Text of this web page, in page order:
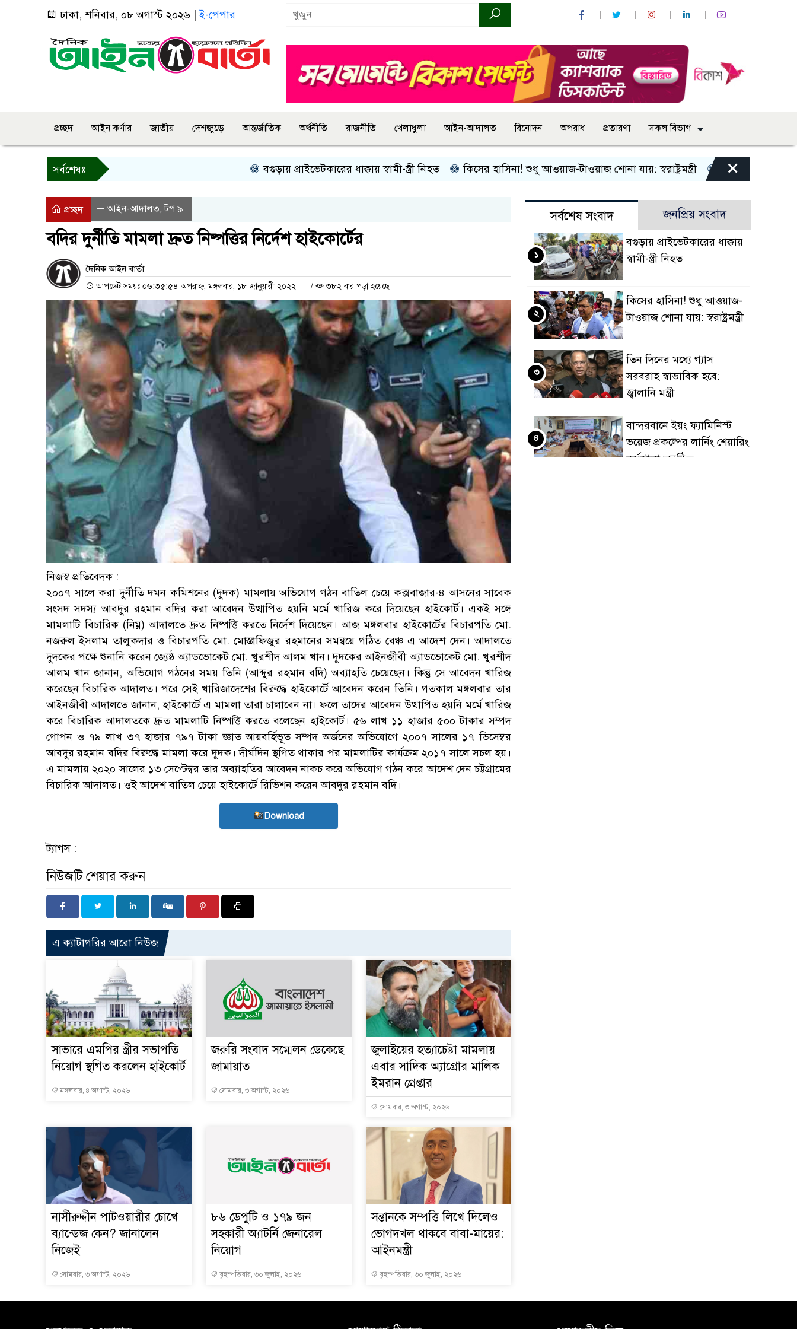
ঢাকা, শনিবার, ০৮ অগাস্ট ২০২৬ |ই-পেপার
প্রচ্ছদ আইন কর্ণার জাতীয় দেশজুড়ে আন্তর্জাতিক অর্থনীতি রাজনীতি খেলাধুলা আইন-আদালত বিনোদন অপরাধ প্রতারণা সকল বিভাগ
সর্বশেষঃ বগুড়ায় প্রাইভেটকারের ধাক্কায় স্বামী-স্ত্রী নিহত কিসের হাসিনা! শুধু আওয়াজ-টাওয়াজ শোনা যায়: স্বরাষ্ট্রমন্ত্রী তিন দিনের মধ্যে গ্যাস
×
প্রচ্ছদ আইন-আদালত,টপ ৯
বদির দুর্নীতি মামলা দ্রুত নিষ্পত্তির নির্দেশ হাইকোর্টের
দৈনিক আইন বার্তা
আপডেট সময়ঃ ০৬:৩৫:৫৪ অপরাহ্ন, মঙ্গলবার, ১৮ জানুয়ারী ২০২২ / ৩৮২ বার পড়া হয়েছে
নিজস্ব প্রতিবেদক :
২০০৭ সালে করা দুর্নীতি দমন কমিশনের (দুদক) মামলায় অভিযোগ গঠন বাতিল চেয়ে কক্সবাজার-৪ আসনের সাবেক
সংসদ সদস্য আবদুর রহমান বদির করা আবেদন উত্থাপিত হয়নি মর্মে খারিজ করে দিয়েছেন হাইকোর্ট। একই সঙ্গে
মামলাটি বিচারিক (নিম্ন) আদালতে দ্রুত নিষ্পত্তি করতে নির্দেশ দিয়েছেন। আজ মঙ্গলবার হাইকোর্টের বিচারপতি মো.
নজরুল ইসলাম তালুকদার ও বিচারপতি মো. মোস্তাফিজুর রহমানের সমন্বয়ে গঠিত বেঞ্চ এ আদেশ দেন। আদালতে
দুদকের পক্ষে শুনানি করেন জ্যেষ্ঠ অ্যাডভোকেট মো. খুরশীদ আলম খান। দুদকের আইনজীবী অ্যাডভোকেট মো. খুরশীদ
আলম খান জানান, অভিযোগ গঠনের সময় তিনি (আব্দুর রহমান বদি) অব্যাহতি চেয়েছেন। কিন্তু সে আবেদন খারিজ
করেছেন বিচারিক আদালত। পরে সেই খারিজাদেশের বিরুদ্ধে হাইকোর্টে আবেদন করেন তিনি। গতকাল মঙ্গলবার তার
আইনজীবী আদালতে জানান, হাইকোর্টে এ মামলা তারা চালাবেন না। ফলে তাদের আবেদন উত্থাপিত হয়নি মর্মে খারিজ
করে বিচারিক আদালতকে দ্রুত মামলাটি নিষ্পত্তি করতে বলেছেন হাইকোর্ট। ৫৬ লাখ ১১ হাজার ৫০০ টাকার সম্পদ
গোপন ও ৭৯ লাখ ৩৭ হাজার ৭৯৭ টাকা জ্ঞাত আয়বর্হিভূত সম্পদ অর্জনের অভিযোগে ২০০৭ সালের ১৭ ডিসেম্বর
আবদুর রহমান বদির বিরুদ্ধে মামলা করে দুদক। দীর্ঘদিন স্থগিত থাকার পর মামলাটির কার্যক্রম ২০১৭ সালে সচল হয়।
এ মামলায় ২০২০ সালের ১৩ সেপ্টেম্বর তার অব্যাহতির আবেদন নাকচ করে অভিযোগ গঠন করে আদেশ দেন চট্টগ্রামের
বিচারিক আদালত। ওই আদেশ বাতিল চেয়ে হাইকোর্টে রিভিশন করেন আবদুর রহমান বদি।
Download
ট্যাগস :
নিউজটি শেয়ার করুন
এ ক্যাটাগরির আরো নিউজ
সাভারে এমপির স্ত্রীর সভাপতি
নিয়োগ স্থগিত করলেন হাইকোর্ট
মঙ্গলবার, ৪ অগাস্ট, ২০২৬
জরুরি সংবাদ সম্মেলন ডেকেছে
জামায়াত
সোমবার, ৩ অগাস্ট, ২০২৬
জুলাইয়ের হত্যাচেষ্টা মামলায়
এবার সাদিক অ্যাগ্রোর মালিক
ইমরান গ্রেপ্তার
সোমবার, ৩ অগাস্ট, ২০২৬
নাসীরুদ্দীন পাটওয়ারীর চোখে
ব্যান্ডেজ কেন? জানালেন
নিজেই
সোমবার, ৩ অগাস্ট, ২০২৬
৮৬ ডেপুটি ও ১৭৯ জন
সহকারী অ্যাটর্নি জেনারেল
নিয়োগ
বৃহস্পতিবার, ৩০ জুলাই, ২০২৬
সন্তানকে সম্পত্তি লিখে দিলেও
ভোগদখল থাকবে বাবা-মায়ের:
আইনমন্ত্রী
বৃহস্পতিবার, ৩০ জুলাই, ২০২৬
সর্বশেষ সংবাদ জনপ্রিয় সংবাদ
বগুড়ায় প্রাইভেটকারের ধাক্কায়
স্বামী-স্ত্রী নিহত
১
কিসের হাসিনা! শুধু আওয়াজ-
টাওয়াজ শোনা যায়: স্বরাষ্ট্রমন্ত্রী
২
তিন দিনের মধ্যে গ্যাস
সরবরাহ স্বাভাবিক হবে:
জ্বালানি মন্ত্রী
৩
বান্দরবানে ইয়ং ফ্যামিনিস্ট
ভয়েজ প্রকল্পের লার্নিং শেয়ারিং
কর্মশালা অনুষ্ঠিত
৪